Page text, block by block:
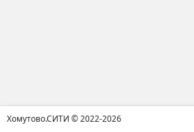
Хомутово.СИТИ © 2022-2026